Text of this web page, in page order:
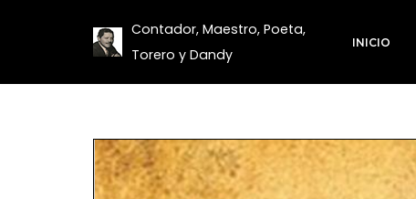
Contador, Maestro, Poeta,
Torero y Dandy
INICIO